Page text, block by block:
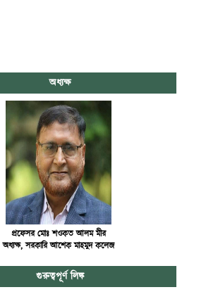
অধ্যক্ষ
প্রফেসর মোঃ শওকত আলম মীর
অধ্যক্ষ, সরকারি আশেক মাহমুদ কলেজ
গুরুত্বপূর্ণ লিঙ্ক